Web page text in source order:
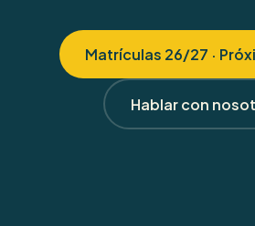
Matrículas 26/27 ·
Hablar con